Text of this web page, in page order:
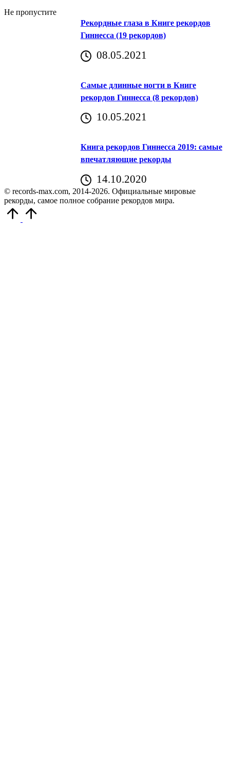
Не пропустите
Рекордные глаза в Книге рекордов
Гиннесса (19 рекордов)
08.05.2021
Самые длинные ногти в Книге
рекордов Гиннесса (8 рекордов)
10.05.2021
Книга рекордов Гиннесса 2019: самые
впечатляющие рекорды
14.10.2020
© records-max.com, 2014-2026. Официальные мировые
рекорды, самое полное собрание рекордов мира.